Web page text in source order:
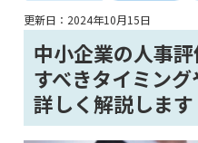
更新日： 2024年10月15日
中小企業の人事
すべきタイミン
詳しく解説します